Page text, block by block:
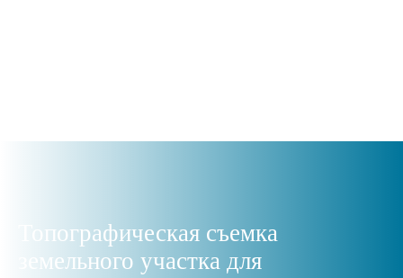
Топографическая съемка
земельного участка для